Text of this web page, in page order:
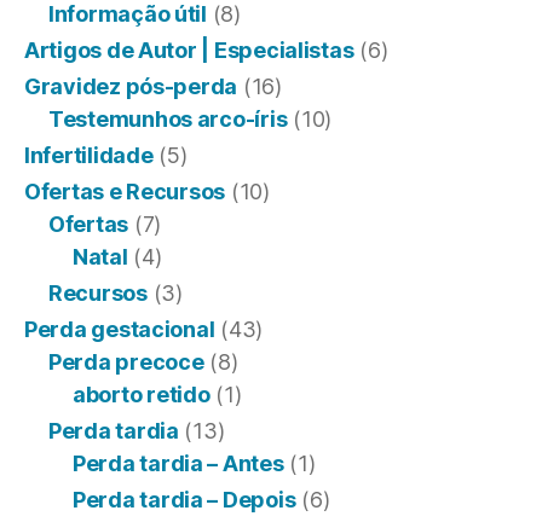
Informação útil (8)
Artigos de Autor | Especialistas(6)
Gravidez pós-perda (16)
Testemunhos arco-íris(10)
Infertilidade(5)
Ofertas e Recursos (10)
Ofertas (7)
Natal (4)
Recursos(3)
Perda gestacional (43)
Perda precoce(8)
aborto retido(1)
Perda tardia (13)
Perda tardia – Antes(1)
Perda tardia – Depois(6)